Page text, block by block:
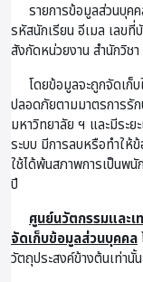
รายการข้อมูลส่วนบุค
รหัสนักเรียน อีเมล เลข
สังกัดหน่วยงาน สำนักวิชา
โดยข้อมูลจะถูกจัดเก็บ
ปลอดภัยตามมาตรการรั
มหาวิทยาลัย ฯ และมีระย
ระบบ มีการลบหรือทำให้
ใช้ได้พ้นสภาพการเป็นพนั
ปี
ศูนย์นวัตกรรมและเ
จัดเก็บข้อมูลส่วนบุคคล
วัตถุประสงค์ข้างต้นเท่า